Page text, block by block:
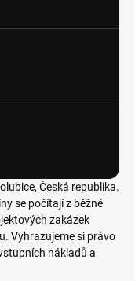
Česká republika.
se počítají z běžné
zakázek
Vyhrazujeme si právo
nákladů a